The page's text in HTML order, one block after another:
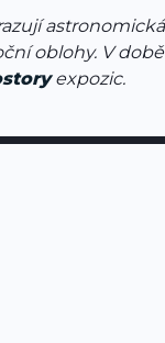
oblohy. V
expozic.